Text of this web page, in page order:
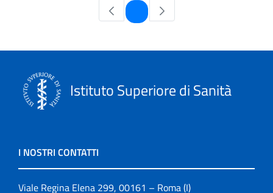
Pagina
Istituto Superiore di Sanità
I NOSTRI CONTATTI
Viale Regina Elena 299, 00161 – Roma (I)